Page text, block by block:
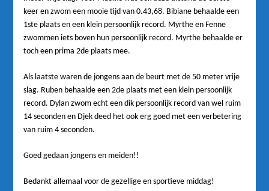
keer en zwom een mooie tijd van 0.43,68. Bibiane behaalde een
1ste plaats en een klein persoonlijk record. Myrthe en Fenne
zwommen iets boven hun persoonlijk record. Myrthe behaalde er
toch een prima 2de plaats mee.
Als laatste waren de jongens aan de beurt met de 50 meter vrije
slag. Ruben behaalde een 2de plaats met een klein persoonlijk
record. Dylan zwom echt een dik persoonlijk record van wel ruim
14 seconden en Djek deed het ook erg goed met een verbetering
van ruim 4 seconden.
Goed gedaan jongens en meiden!!
Bedankt allemaal voor de gezellige en sportieve middag!